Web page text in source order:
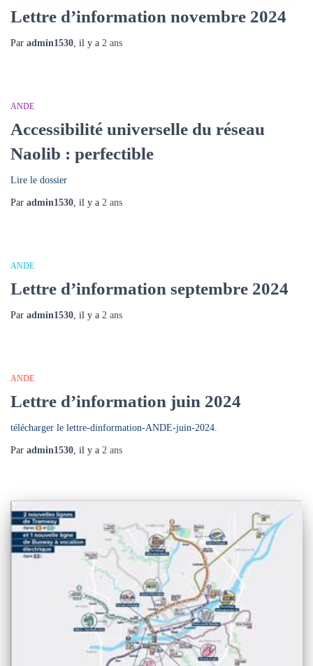
Lettre d’information novembre 2024
Par admin1530 , il y a 2 ans
ANDE
Accessibilité universelle du réseau
Naolib : perfectible
Lire le dossier
Par admin1530 , il y a 2 ans
ANDE
Lettre d’information septembre 2024
Par admin1530 , il y a 2 ans
ANDE
Lettre d’information juin 2024
télécharger le lettre-dinformation-ANDE-juin-2024.
Par admin1530 , il y a 2 ans